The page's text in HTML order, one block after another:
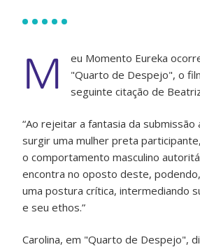
M
eu Momento Eureka
"Quarto de Despejo", o
seguinte citação de
“Ao rejeitar a fantasia da submissão
surgir uma mulher preta
o comportamento masculino
encontra no oposto deste,
uma postura crítica, intermediando
e seu ethos.”
Carolina, em "Quarto de Despejo",